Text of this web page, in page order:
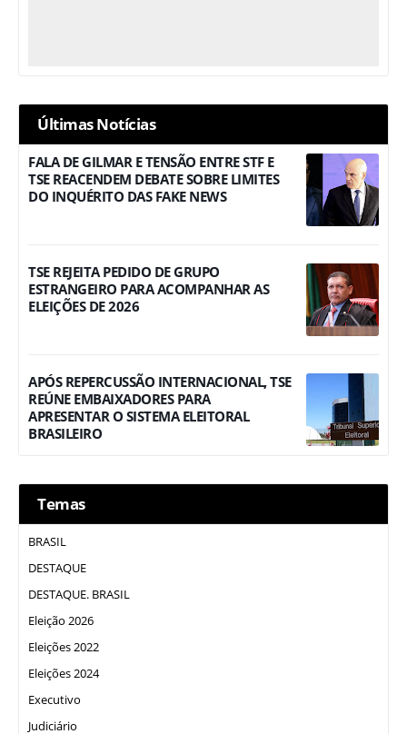
Últimas Notícias
FALA DE GILMAR E TENSÃO ENTRE STF E
TSE REACENDEM DEBATE SOBRE LIMITES
DO INQUÉRITO DAS FAKE NEWS
TSE REJEITA PEDIDO DE GRUPO
ESTRANGEIRO PARA ACOMPANHAR AS
ELEIÇÕES DE 2026
APÓS REPERCUSSÃO INTERNACIONAL, TSE
REÚNE EMBAIXADORES PARA
APRESENTAR O SISTEMA ELEITORAL
BRASILEIRO
Temas
BRASIL
DESTAQUE
DESTAQUE. BRASIL
Eleição 2026
Eleições 2022
Eleições 2024
Executivo
Judiciário